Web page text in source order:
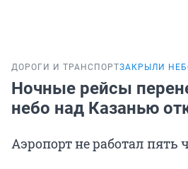
ДОРОГИ И ТРАНСПОРТЗАКРЫЛИ
Ночные рейсы
небо над Казанью
Аэропорт не работал пять